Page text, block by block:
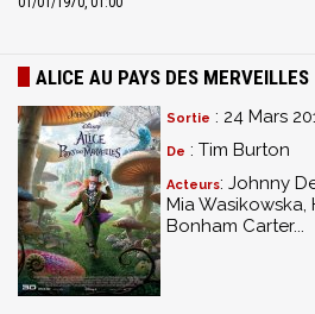
ALICE AU PAYS DES MERVEILLES
Sortie : 24 Mars
De : Tim Burton
Acteurs: Johnny
Mia Wasikowska,
Bonham Carter...